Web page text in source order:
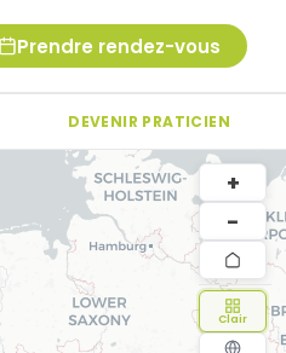
Prendre rendez-vous
DEVENIR PRATICIEN
+
−
Clair